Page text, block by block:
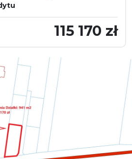
115 170 zł